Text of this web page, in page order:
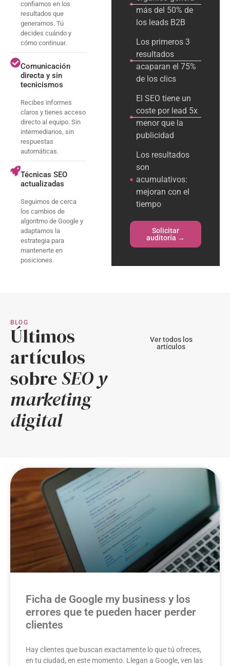
confiamos en los
resultados que
generamos. Tú
decides cuándo y
cómo continuar.
Comunicación
directa y sin
tecnicismos
Recibes informes
claros y tienes acceso
directo al equipo. Sin
intermediarios, sin
respuestas
automáticas.
Técnicas SEO
actualizadas
Seguimos de cerca
los cambios de
algoritmo de Google y
adaptamos la
estrategia para
mantenerte en
posiciones.
más del 50% de
los leads B2B
Los primeros 3
resultados
acaparan el 75%
de los clics
El SEO tiene un
coste por lead 5x
menor que la
publicidad
Los resultados
son
acumulativos:
mejoran con el
tiempo
Solicitar
auditoría →
BLOG
Últimos
artículos
sobre SEO y
marketing
digital
Ver todos los
artículos
Ficha de Google my business y los
errores que te pueden hacer perder
clientes
Hay clientes que buscan exactamente lo que tú ofreces,
en tu ciudad, en este momento. Llegan a Google, ven las